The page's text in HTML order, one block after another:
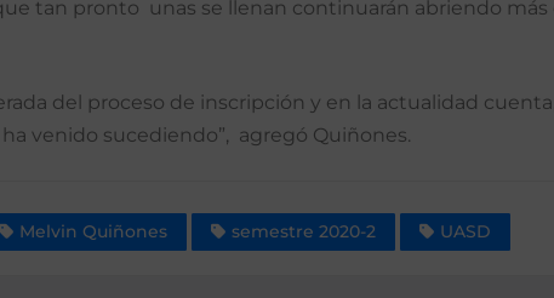
tan pronto unas se llenan continuarán abriendo
del proceso de inscripción y en la actualidad
venido sucediendo”, agregó Quiñones.
Melvin Quiñones semestre 2020-2 UASD